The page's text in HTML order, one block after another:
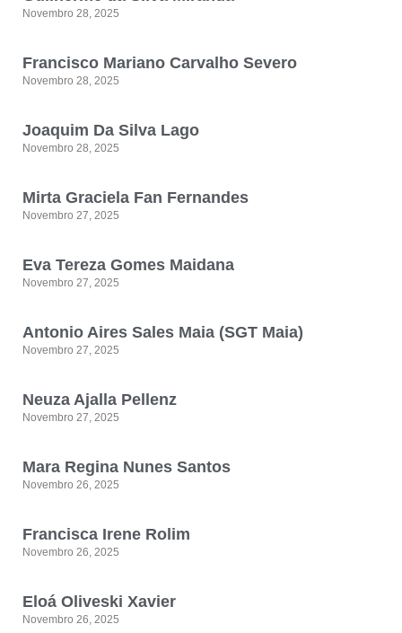
Novembro 28, 2025
Francisco Mariano Carvalho Severo
Novembro 28, 2025
Joaquim Da Silva Lago
Novembro 28, 2025
Mirta Graciela Fan Fernandes
Novembro 27, 2025
Eva Tereza Gomes Maidana
Novembro 27, 2025
Antonio Aires Sales Maia (SGT Maia)
Novembro 27, 2025
Neuza Ajalla Pellenz
Novembro 27, 2025
Mara Regina Nunes Santos
Novembro 26, 2025
Francisca Irene Rolim
Novembro 26, 2025
Eloá Oliveski Xavier
Novembro 26, 2025